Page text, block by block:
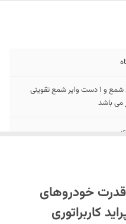
به ازای 4 عدد شمع و 1 دست وایر شمع تقویتی
باشد
خودروهای
کاربراتوری